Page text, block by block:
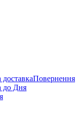
Повернення
до Дня